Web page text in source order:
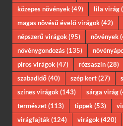
közepes növények(49) lila virág
magas növésű évelő virágok(42)
népszerű virágok(95) növények
növénygondozás(135)
piros virágok(47) rózsaszín(28)
szabadidő(40) szép kert(27)
színes virágok(143) sárga virág
természet(113) tippek(53)
virágfajták(124) virágok(420)